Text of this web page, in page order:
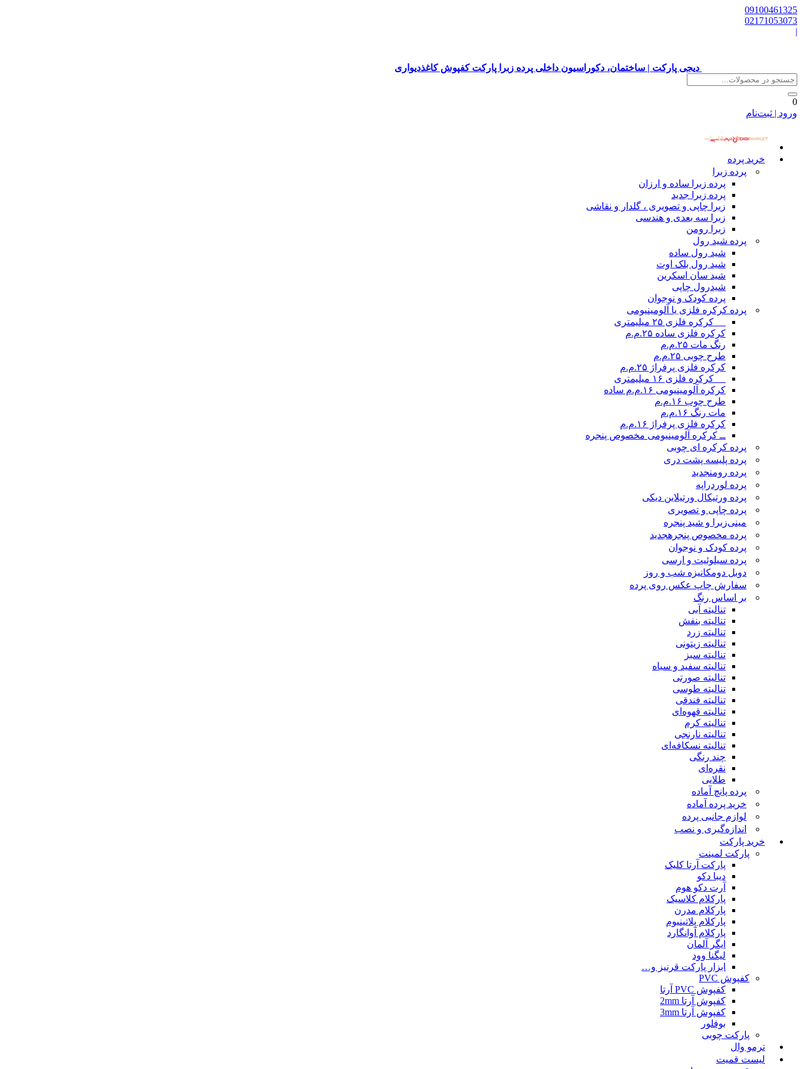
09100461325
02171053073
|
دیجی پارکت | ساختمان، دکوراسیون داخلی پرده زبرا پارکت کفپوش کاغذدیواری
0
ورود | ثبت‌نام
خرید پرده
پرده زبرا
پرده زبرا ساده و ارزان
پرده زبرا جدید
زبرا چاپی و تصویری ، گلدار و نقاشی
زبرا سه بعدی و هندسی
زبرا رومن
پرده شید رول
شید رول ساده
شید رول بلک اوت
شید سان اسکرین
شیدرول چاپی
پرده کودک و نوجوان
پرده کرکره فلزی یا آلومینیومی
__ کرکره فلزی ۲۵ میلیمتری
کرکره فلزی ساده ۲۵.م.م
رنگ مات ۲۵.م.م
طرح چوبی ۲۵.م.م
کرکره فلزی پرفراژ ۲۵.م.م
__ کرکره فلزی ۱۶ میلیمتری
کرکره آلومینیومی ۱۶.م.م ساده
طرح چوب ۱۶.م.م
مات رنگ ۱۶.م.م
کرکره فلزی پرفراژ ۱۶.م.م
ــ کرکره آلومینیومی مخصوص پنجره
پرده کرکره ای چوبی
پرده پلیسه پشت دری
پرده رومنجدید
پرده لوردراپه
پرده ورتیکال ورتیلاین دیکی
پرده چاپی و تصویری
مینی‌زبرا و شید پنجره
پرده مخصوص پنجرهجدید
پرده کودک و نوجوان
پرده سیلوئیت و ارسی
دوبل دومکانیزه شب و روز
سفارش چاپ عکس روی پرده
بر اساس رنگ
تنالیته آبی
تنالیته بنفش
تنالیته زرد
تنالیته زیتونی
تنالیته سبز
تنالیته سفید و سیاه
تنالیته صورتی
تنالیته طوسی
تنالیته فندقی
تنالیته قهوه‌ای
تنالیته کرم
تنالیته نارنجی
تنالیته نسکافه‌ای
چند رنگی
نقره‌ای
طلایی
پرده پانچ آماده
خرید پرده آماده
لوازم جانبی پرده
اندازه‌گیری و نصب
خرید پارکت
پارکت لمینت
پارکت آرتا کلیک
دیبا دکو
آرت دکو هوم
پارکلام کلاسیک
پارکلام مدرن
پارکلام پلاتینیوم
پارکلام آوانگارد
ایگر آلمان
لیگنا وود
ابزار پارکت قرنیز و…
کفپوش PVC
کفپوش PVC آرتا
کفپوش آرتا 2mm
کفپوش آرتا 3mm
بوفلور
پارکت چوبی
ترمو وال
لیست قمیت